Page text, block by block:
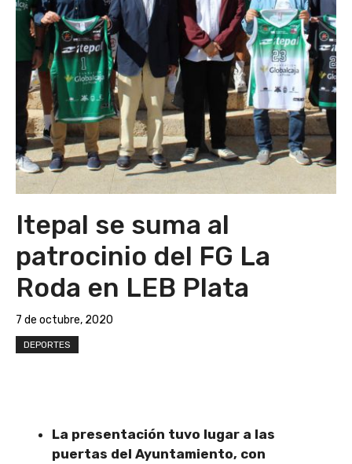
Itepal se suma al
patrocinio del FG La
Roda en LEB Plata
7 de octubre, 2020
DEPORTES
La presentación tuvo lugar a las
puertas del Ayuntamiento, con